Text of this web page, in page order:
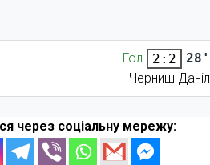
Гол 2:2
28'
Черниш Даніл
через соціальну мережу: